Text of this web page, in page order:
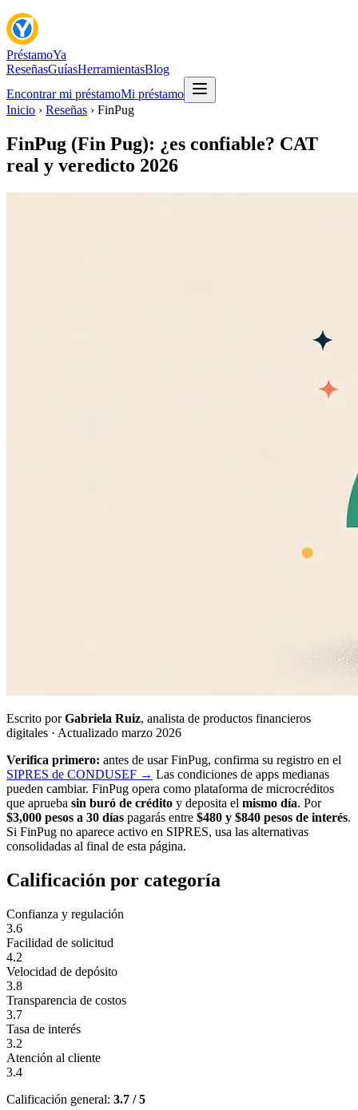
PréstamoYa
ReseñasGuíasHerramientasBlog
Encontrar mi préstamoMi préstamo
Inicio › Reseñas › FinPug
FinPug (Fin Pug): ¿es confiable? CAT
real y veredicto 2026
Escrito porGabriela Ruiz, analista de productos financieros
digitales · Actualizado marzo 2026
Verifica primero: antes de usar FinPug, confirma su registro en el
SIPRES de CONDUSEF → Las condiciones de apps medianas
pueden cambiar. FinPug opera como plataforma de microcréditos
que aprueba sin buró de crédito y deposita el mismo día. Por
$3,000 pesos a 30 días pagarás entre $480 y $840 pesos de interés.
Si FinPug no aparece activo en SIPRES, usa las alternativas
consolidadas al final de esta página.
Calificación por categoría
Confianza y regulación
3.6
Facilidad de solicitud
4.2
Velocidad de depósito
3.8
Transparencia de costos
3.7
Tasa de interés
3.2
Atención al cliente
3.4
Calificación general: 3.7 / 5